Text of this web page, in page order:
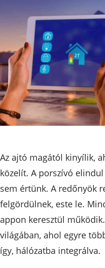
Az ajtó magától kinyílik,
közelít. A porszívó
sem értünk. A redőnyök
felgördülnek, este le.
appon keresztül
világában, ahol egyre
így, hálózatba integrálva.